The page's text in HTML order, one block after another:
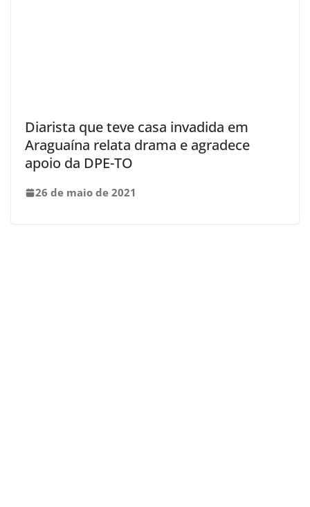
Diarista que teve casa invadida em
Araguaína relata drama e agradece
apoio da DPE-TO
26 de maio de 2021